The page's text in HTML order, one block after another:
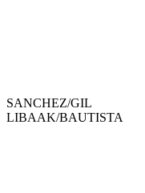
SANCHEZ/GIL
LIBAAK/BAUTISTA